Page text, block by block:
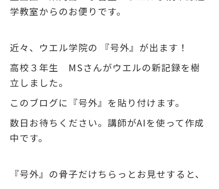
学教室からのお便りです。
近々、ウエル学院の 『号外』が出ます！
高校３年生 MSさんがウエルの新記録を樹
立しました。
このブログに『号外』を貼り付けます。
数日お待ちください。講師がAIを使って作成
中です。
『号外』の骨子だけちらっとお見せすると、